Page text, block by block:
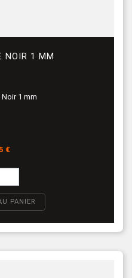
NOIR 1 MM
1 mm
€
PANIER